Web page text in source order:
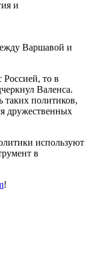
и
Варшавой и
то в
Валенса.
таких политиков,
дружественных
используют
в
!